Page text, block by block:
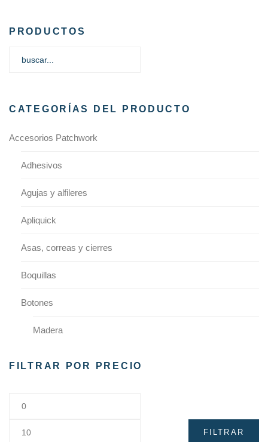
PRODUCTOS
CATEGORÍAS DEL PRODUCTO
Accesorios Patchwork
Adhesivos
Agujas y alfileres
Apliquick
Asas, correas y cierres
Boquillas
Botones
Madera
Cremalleras
FILTRAR POR PRECIO
FILTRAR